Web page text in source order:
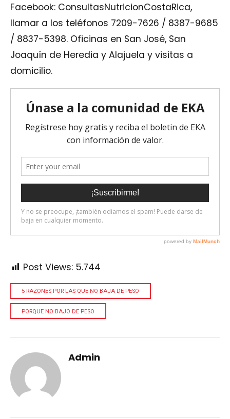
Facebook: ConsultasNutricionCostaRica,
llamar a los teléfonos 7209-7626 / 8387-9685
/ 8837-5398. Oficinas en San José, San
Joaquín de Heredia y Alajuela y visitas a
domicilio.
Post Views: 5.744
5 RAZONES POR LAS QUE NO BAJA DE PESO
PORQUE NO BAJO DE PESO
Admin